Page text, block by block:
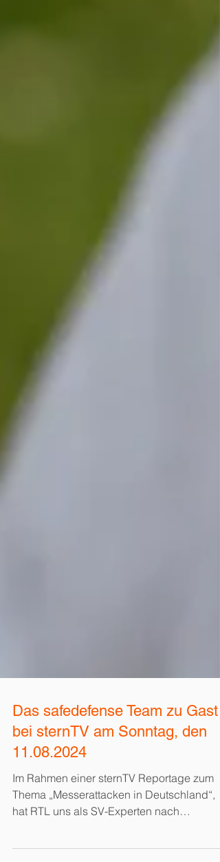
Das safedefense Team zu Gast
bei sternTV am Sonntag, den
11.08.2024
Im Rahmen einer sternTV Reportage zum
Thema „Messerattacken in Deutschland“,
Erfahrungen, Tipps und...